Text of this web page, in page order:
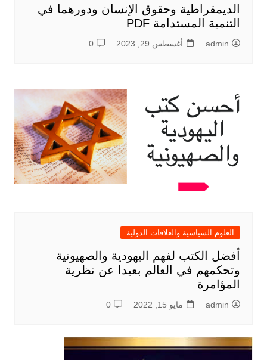
الديمقراطية وحقوق الإنسان ودورهما في
التنمية المستدامة PDF
admin أغسطس 29, 2023 0
العلوم السياسية والعلاقات الدولية
أفضل الكتب لفهم اليهودية والصهيونية
وتحكمهم في العالم بعيدا عن نظرية
المؤامرة
admin مايو 15, 2022 0